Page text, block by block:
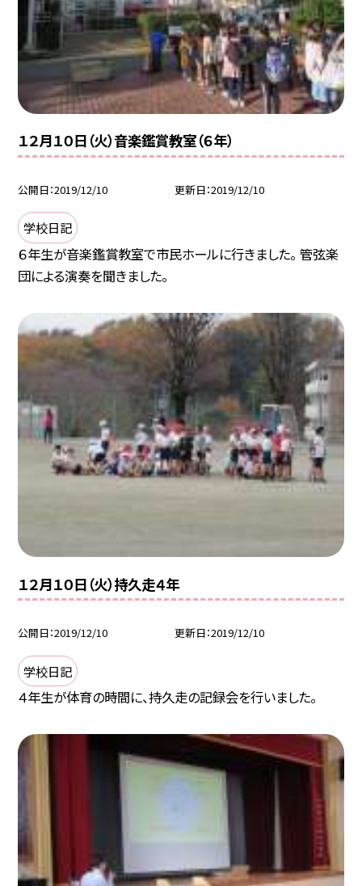
１２月１０日（火）音楽鑑賞教室（６年）
公開日 2019/12/10 更新日 2019/12/10
学校日記
６年生が音楽鑑賞教室で市民ホールに行きました。 管弦楽
団による演奏を聞きました。
１２月１０日（火）持久走４年
公開日 2019/12/10 更新日 2019/12/10
学校日記
４年生が体育の時間に、持久走の記録会を行いました。